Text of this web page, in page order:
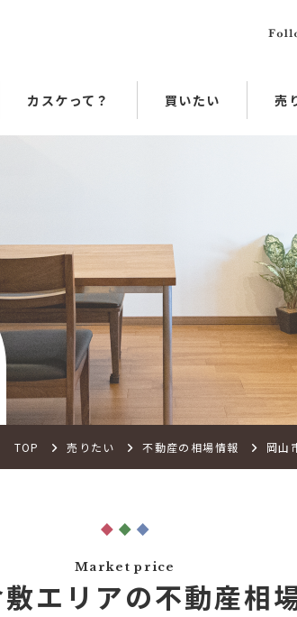
カスケって？ 買いたい 売
TOP 売りたい 不動産の相場情報 岡山
Market price
エリアの不動産相